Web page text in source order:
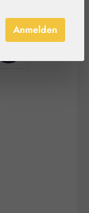
Anmelden